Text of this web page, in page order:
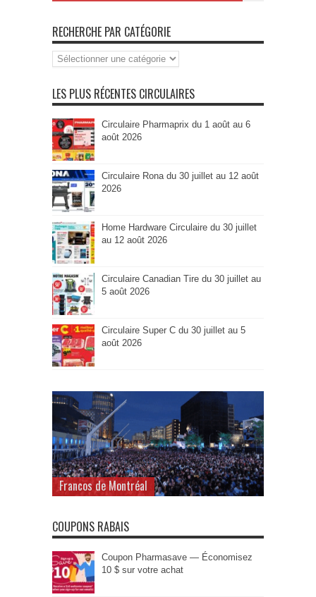
RECHERCHE PAR CATÉGORIE
Recherche
par
LES PLUS RÉCENTES CIRCULAIRES
Circulaire Pharmaprix du 1 août au 6
août 2026
Circulaire Rona du 30 juillet au 12 août
2026
Home Hardware Circulaire du 30 juillet
au 12 août 2026
Circulaire Canadian Tire du 30 juillet au
5 août 2026
Circulaire Super C du 30 juillet au 5
août 2026
Francos de Montréal
COUPONS RABAIS
Coupon Pharmasave — Économisez
10 $ sur votre achat